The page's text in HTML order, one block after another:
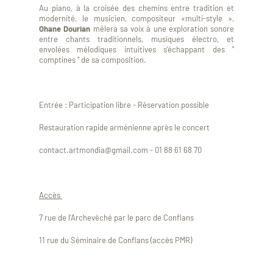
Au piano, à la croisée des chemins entre tradition et
modernité, le musicien, compositeur «multi-style »,
Ohane Dourian mêlera sa voix à une exploration sonore
entre chants traditionnels, musiques électro, et
envolées mélodiques intuitives s'échappant des "
comptines " de sa composition.
Entrée : Participation libre - Réservation possible
Restauration rapide arménienne après le concert
contact.artmondia@gmail.com - 01 88 61 68 70
Accès
7 rue de l'Archevêché par le parc de Conflans
11 rue du Séminaire de Conflans (accès PMR)